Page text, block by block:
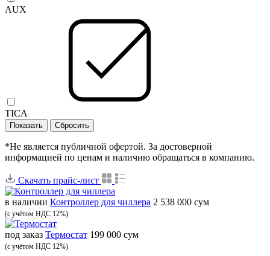
AUX
TICA
*Не является публичной офертой. За достоверной
информацией по ценам и наличию обращаться в компанию.
Скачать прайс-лист
в наличии Контроллер для чиллера 2 538 000 сум
(с учётом НДС 12%)
под заказ Термостат 199 000 сум
(с учётом НДС 12%)